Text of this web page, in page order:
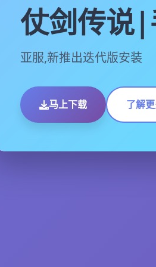
仗剑传说
亚服,新推出迭代版安装
马上下载 了解